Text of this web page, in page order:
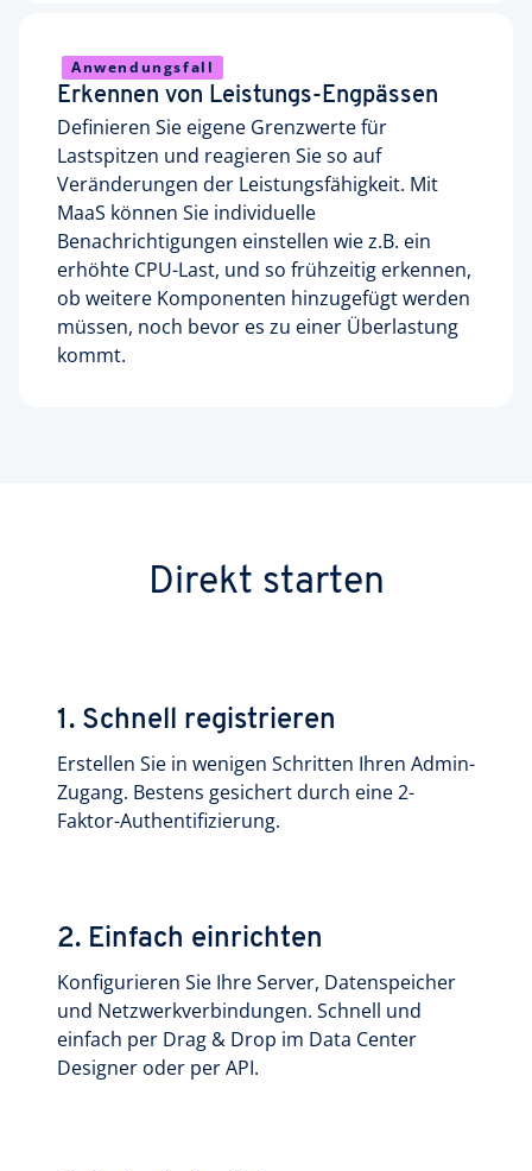
Anwendungsfall
Erkennen von Leistungs-Engpässen
Definieren Sie eigene Grenzwerte für
Lastspitzen und reagieren Sie so auf
Veränderungen der Leistungsfähigkeit. Mit
MaaS können Sie individuelle
Benachrichtigungen einstellen wie z.B. ein
erhöhte CPU-Last, und so frühzeitig erkennen,
ob weitere Komponenten hinzugefügt werden
müssen, noch bevor es zu einer Überlastung
kommt.
Direkt starten
1. Schnell registrieren
Erstellen Sie in wenigen Schritten Ihren Admin-
Zugang. Bestens gesichert durch eine 2-
Faktor-Authentifizierung.
2. Einfach einrichten
Konfigurieren Sie Ihre Server, Datenspeicher
und Netz­werk­verbin­dun­gen. Schnell und
einfach per Drag & Drop im Data Center
Designer oder per API.